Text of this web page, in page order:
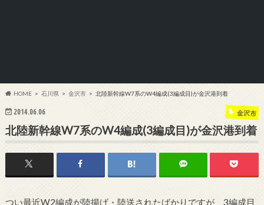
HOME 石川県 金沢市 北陸新幹線W7系のW4編成(3編成目)が金沢港到着
2014.06.06 金沢市
北陸新幹線W7系のW4編成(3編成目)が金沢港到着
つい最近W2編成が陸揚げ・陸送されたばかりですが、3編成目